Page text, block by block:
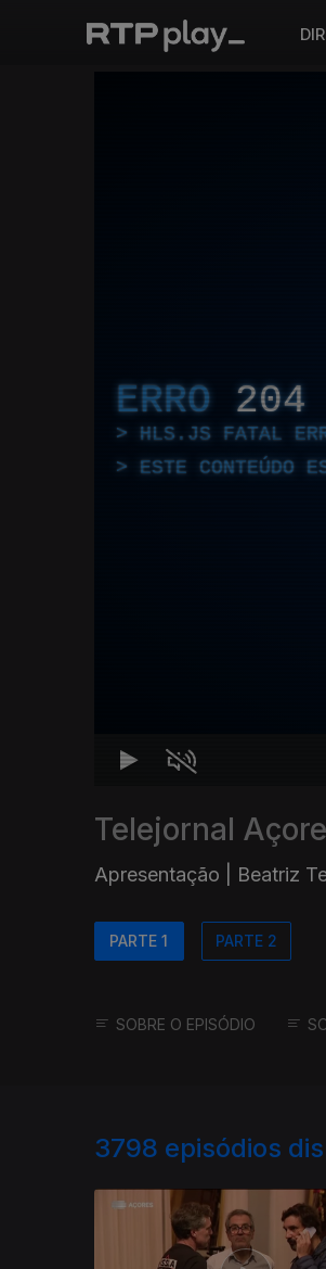
ERRO 204
HLS.JS FATAL
ESTE CONTEÚDO
Telejornal
Apresentação | Beatriz
PARTE 1 PARTE 2
SOBRE O EPISÓDIO
3798 episódios